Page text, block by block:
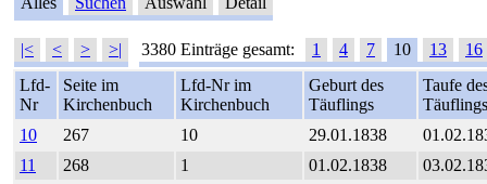
|< < > >| 3380 Einträge gesamt: 1 4 7 10 13
16
Lfd-
Nr
Seite im
Kirchenbuch
Lfd-Nr im
Kirchenbuch
Geburt des
Täuflings
Taufe
Täuflings
10
267 10 29.01.1838
11
268 1 01.02.1838